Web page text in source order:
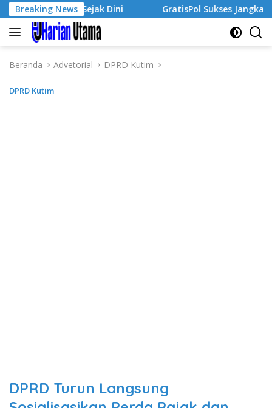
Langsung
ke
konten
Breaking News
Sejak Dini GratisPol Sukses Jangkau Puluhan
Beranda Advetorial DPRD Kutim
DPRD Kutim
DPRD Turun Langsung